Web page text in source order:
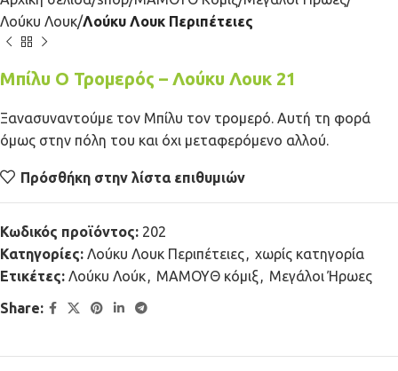
Λούκυ Λουκ Λούκυ Λουκ Περιπέτειες
Μπίλυ Ο Τρομερός – Λούκυ Λουκ 21
Ξανασυναντούμε τον Μπίλυ τον τρομερό. Αυτή τη φορά
όμως στην πόλη του και όχι μεταφερόμενο αλλού.
Πρόσθήκη στην λίστα επιθυμιών
Κωδικός προϊόντος: 202
Κατηγορίες: Λούκυ Λουκ Περιπέτειες, χωρίς κατηγορία
Ετικέτες: Λούκυ Λούκ, ΜΑΜΟΥΘ κόμιξ , Μεγάλοι Ήρωες
Share: